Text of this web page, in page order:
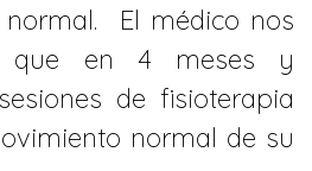
El médico nos
que en 4 meses y
de fisioterapia
normal de su